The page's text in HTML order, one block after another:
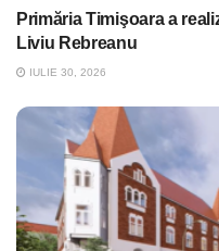
Primăria Timişoara a
Liviu Rebreanu
IULIE 30, 2026